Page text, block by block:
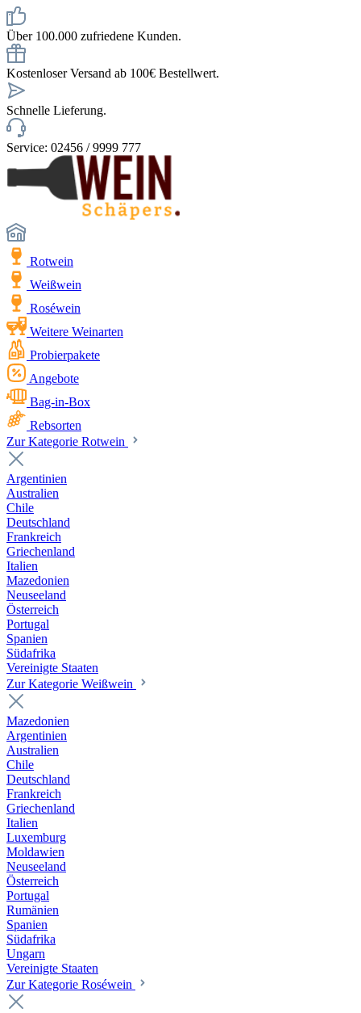
Über 100.000 zufriedene Kunden.
Kostenloser Versand ab 100€ Bestellwert.
Schnelle Lieferung.
Service: 02456 / 9999 777
Rotwein
Weißwein
Roséwein
Weitere Weinarten
Probierpakete
Angebote
Bag-in-Box
Rebsorten
Zur Kategorie Rotwein
Argentinien
Australien
Chile
Deutschland
Frankreich
Griechenland
Italien
Mazedonien
Neuseeland
Österreich
Portugal
Spanien
Südafrika
Vereinigte Staaten
Zur Kategorie Weißwein
Mazedonien
Argentinien
Australien
Chile
Deutschland
Frankreich
Griechenland
Italien
Luxemburg
Moldawien
Neuseeland
Österreich
Portugal
Rumänien
Spanien
Südafrika
Ungarn
Vereinigte Staaten
Zur Kategorie Roséwein